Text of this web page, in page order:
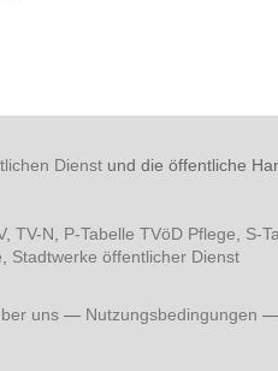
Dienst und die öffentliche
, TV-N P-Tabelle TVöD Pflege S-
Stadtwerke öffentlicher Dienst
uns — Nutzungsbedingungen —